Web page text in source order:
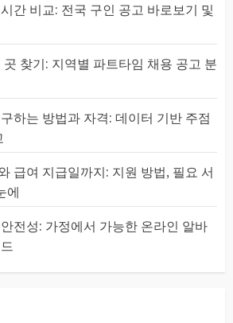
간 비교: 전국 구인 공고 바로보기 및
찾기: 지역별 파트타임 채용 공고 분
하는 방법과 자격: 데이터 기반 주점
급여 지급일까지: 지원 방법, 필요 서
에
전성: 가정에서 가능한 온라인 알바